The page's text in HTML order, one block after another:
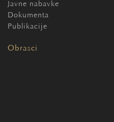
Javne nabavke
Dokumenta
Publikacije
Obrasci